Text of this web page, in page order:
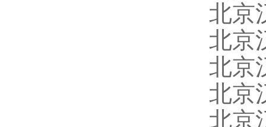
北京
北京
北京
北京
北京